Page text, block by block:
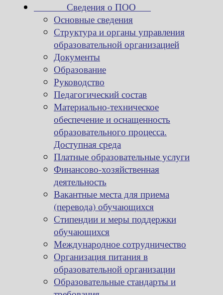
Сведения о ПОО
Основные сведения
Структура и органы управления
образовательной организацией
Документы
Образование
Руководство
Педагогический состав
Материально-техническое
обеспечение и оснащенность
образовательного процесса.
Доступная среда
Платные образовательные услуги
Финансово-хозяйственная
деятельность
Вакантные места для приема
(перевода) обучающихся
Стипендии и меры поддержки
обучающихся
Международное сотрудничество
Организация питания в
образовательной организации
Образовательные стандарты и